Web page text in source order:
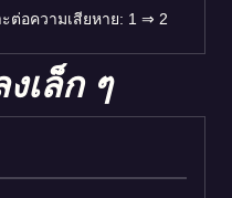
ต่อความเสียหาย: 1 ⇒ 2
เล็ก ๆ